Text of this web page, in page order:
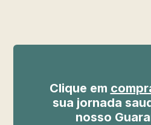
Clique em
sua jornada
nosso